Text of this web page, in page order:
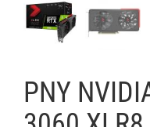
İLETİŞİM
PNY